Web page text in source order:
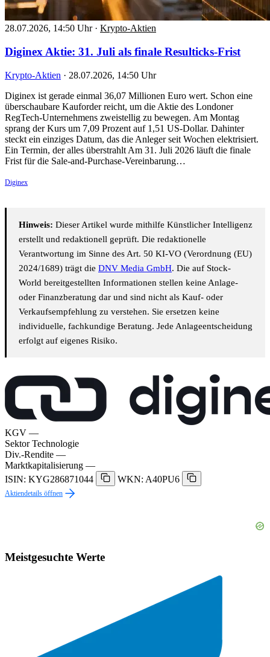
28.07.2026, 14:50 Uhr · Krypto-Aktien
Diginex Aktie: 31. Juli als finale Resulticks-Frist
Krypto-Aktien · 28.07.2026, 14:50 Uhr
Diginex ist gerade einmal 36,07 Millionen Euro wert. Schon eine
überschaubare Kauforder reicht, um die Aktie des Londoner
RegTech-Unternehmens zweistellig zu bewegen. Am Montag
sprang der Kurs um 7,09 Prozent auf 1,51 US-Dollar. Dahinter
steckt ein einziges Datum, das die Anleger seit Wochen elektrisiert.
Ein Termin, der alles überstrahlt Am 31. Juli 2026 läuft die finale
Frist für die Sale-and-Purchase-Vereinbarung…
Diginex
Hinweis: Dieser Artikel wurde mithilfe Künstlicher Intelligenz
erstellt und redaktionell geprüft. Die redaktionelle
Verantwortung im Sinne des Art. 50 KI-VO (Verordnung (EU)
2024/1689) trägt die DNV Media GmbH. Die auf Stock-
World bereitgestellten Informationen stellen keine Anlage-
oder Finanzberatung dar und sind nicht als Kauf- oder
Verkaufsempfehlung zu verstehen. Sie ersetzen keine
individuelle, fachkundige Beratung. Jede Anlageentscheidung
erfolgt auf eigenes Risiko.
KGV —
Sektor Technologie
Div.-Rendite —
Marktkapitalisierung —
ISIN: KYG286871044
WKN: A40PU6
Aktiendetails öffnen
Meistgesuchte Werte